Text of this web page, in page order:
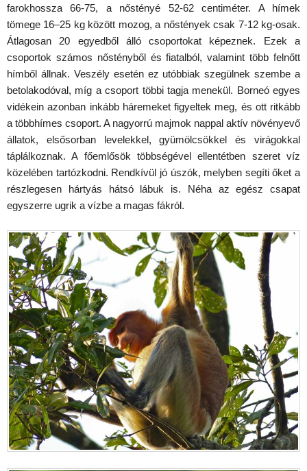
farokhossza 66-75, a nőstényé 52-62 centiméter. A hímek
tömege 16–25 kg között mozog, a nőstények csak 7-12 kg-osak.
Átlagosan 20 egyedből álló csoportokat képeznek. Ezek a
csoportok számos nőstényből és fiatalból, valamint több felnőtt
hímből állnak. Veszély esetén ez utóbbiak szegülnek szembe a
betolakodóval, míg a csoport többi tagja menekül. Borneó egyes
vidékein azonban inkább háremeket figyeltek meg, és ott ritkább
a többhímes csoport. A nagyorrú majmok nappal aktív növényevő
állatok, elsősorban levelekkel, gyümölcsökkel és virágokkal
táplálkoznak. A főemlősök többségével ellentétben szeret víz
közelében tartózkodni. Rendkívül jó úszók, melyben segíti őket a
részlegesen hártyás hátsó lábuk is. Néha az egész csapat
egyszerre ugrik a vízbe a magas fákról.